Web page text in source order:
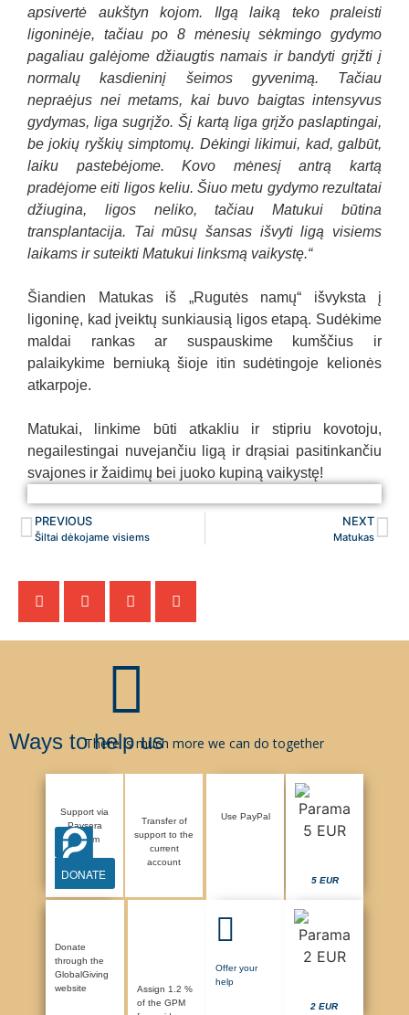
apsivertė aukštyn kojom. Ilgą laiką teko praleisti
ligoninėje, tačiau po 8 mėnesių sėkmingo gydymo
pagaliau galėjome džiaugtis namais ir bandyti grįžti į
normalų kasdieninį šeimos gyvenimą. Tačiau
nepraėjus nei metams, kai buvo baigtas intensyvus
gydymas, liga sugrįžo. Šį kartą liga grįžo paslaptingai,
be jokių ryškių simptomų. Dėkingi likimui, kad, galbūt,
laiku pastebėjome. Kovo mėnesį antrą kartą
pradėjome eiti ligos keliu. Šiuo metu gydymo rezultatai
džiugina, ligos neliko, tačiau Matukui būtina
transplantacija. Tai mūsų šansas išvyti ligą visiems
laikams ir suteikti Matukui linksmą vaikystę.“
Šiandien Matukas iš „Rugutės namų“ išvyksta į
ligoninę, kad įveiktų sunkiausią ligos etapą. Sudėkime
maldai rankas ar suspauskime kumščius ir
palaikykime berniuką šioje itin sudėtingoje kelionės
atkarpoje.
Matukai, linkime būti atkakliu ir stipriu kovotoju,
negailestingai nuvejančiu ligą ir drąsiai pasitinkančiu
svajones ir žaidimų bei juoko kupiną vaikystę!
Matukas
Matukas
Matukas
PREVIOUS
Šiltai dėkojame visiems
NEXT
Matukas
Ways to help usThere is much more we can do together
Support via
Paysera
system
DONATE
Transfer of
support to the
current
account
Use PayPal
5 EUR
Donate
through the
GlobalGiving
website
Assign 1.2 %
of the GPM
Offer your
help
2 EUR